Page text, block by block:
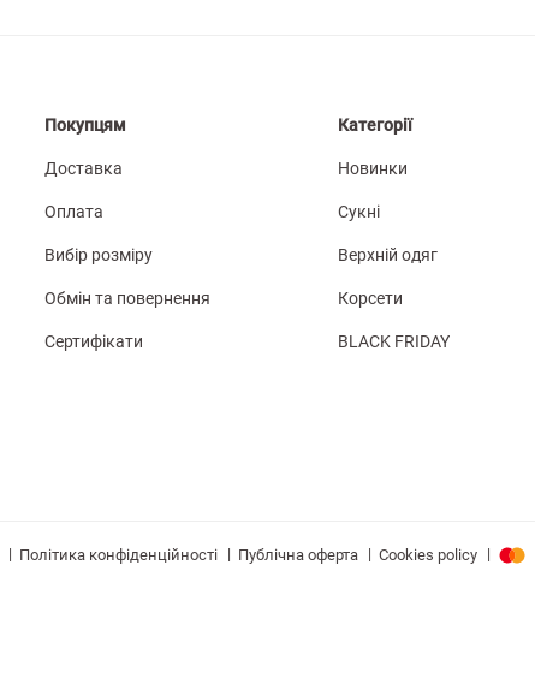
Покупцям
Доставка
Оплата
Вибір розміру
Обмін та повернення
Сертифікати
Категорії
Новинки
Сукні
Верхній одяг
Корсети
BLACK FRIDAY
| Політика конфіденційності | Публічна оферта | Cookies policy |